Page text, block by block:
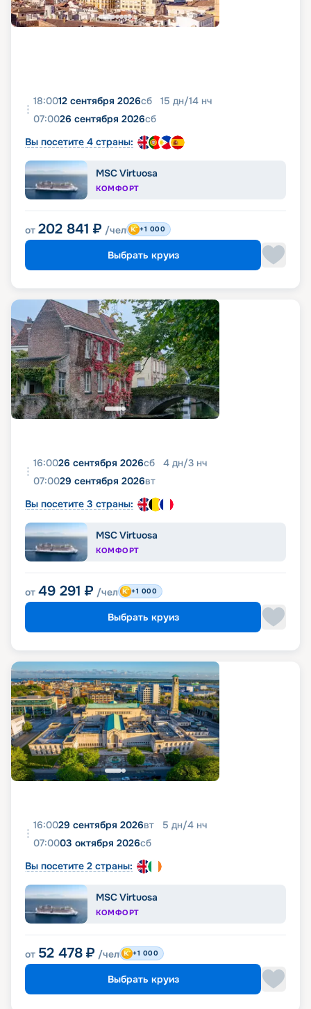
18:0012 сентября 2026сб 15 дн/14 нч
07:0026 сентября 2026сб
Вы посетите 4 страны:
MSC Virtuosa
КОМФОРТ
от 202 841 ₽ /чел +1 000
Выбрать круиз
16:0026 сентября 2026сб 4 дн/3 нч
07:0029 сентября 2026вт
Вы посетите 3 страны:
MSC Virtuosa
КОМФОРТ
от 49 291 ₽ /чел +1 000
Выбрать круиз
16:0029 сентября 2026вт 5 дн/4 нч
07:0003 октября 2026сб
Вы посетите 2 страны:
MSC Virtuosa
КОМФОРТ
от 52 478 ₽ /чел +1 000
Выбрать круиз